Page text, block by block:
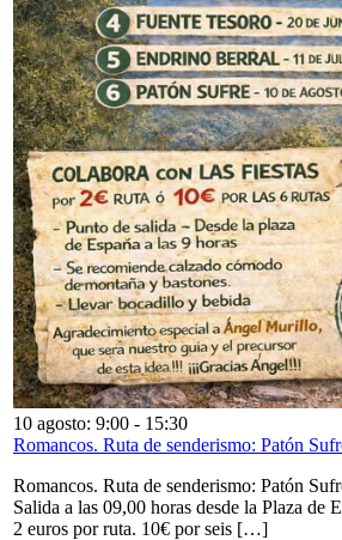
10 agosto: 9:00 - 15:30
Romancos. Ruta de senderismo: Patón
Romancos. Ruta de senderismo: Patón
Salida a las 09,00 horas desde la Plaza de
2 euros por ruta. 10€ por seis […]